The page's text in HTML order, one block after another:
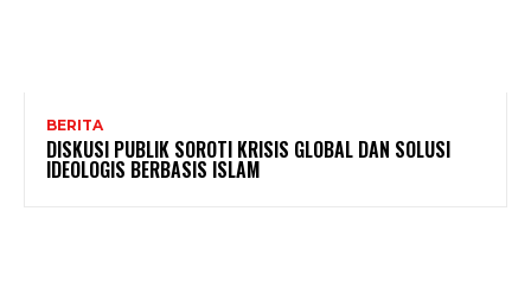
BERITA
DISKUSI PUBLIK SOROTI KRISIS GLOBAL DAN SOLUSI
IDEOLOGIS BERBASIS ISLAM